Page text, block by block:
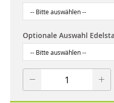
Optionale Auswahl